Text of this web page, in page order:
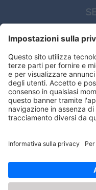
Viale E.
E-
Lunedì — Giovedì:
Venerdì: -